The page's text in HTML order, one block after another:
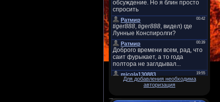
Для добавления необходима
авторизация